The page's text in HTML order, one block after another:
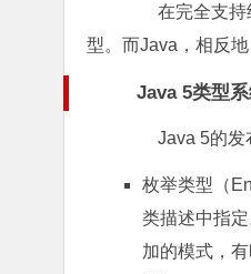
在完全支持结
型。而Java，相反
Java 5类型
Java 5的发布
枚举类型（
类描述中指
加的模式，有